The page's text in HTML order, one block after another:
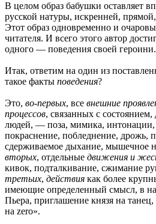
В целом образ бабушки оставляет
русской натуры, искренней,
Этот образ одновременно и
читателя. И всего этого автор
одного — поведения своей героини.
Итак, ответим на один из
такое факты поведения?
Это, во-первых, все внешние
процессов, связанных с
людей, — поза, мимика, интонации,
покраснение, побледнение, дрожь,
сдерживаемое дыхание, мышечное
вторых, отдельные движения и
кивок, подталкивание, сжимание
третьих, действия как более
имеющие определенный смысл, в
Пьера, приглашение князя на
на zero».